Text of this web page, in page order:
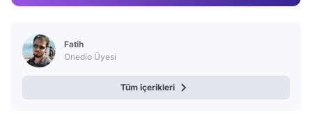
Fatih
Onedio Üyesi
Tüm içerikleri